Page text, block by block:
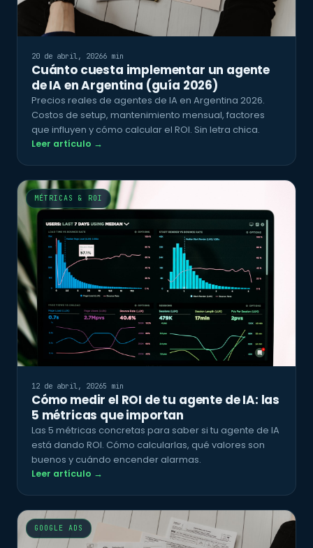
20 de abril, 20266 min
Cuánto cuesta implementar un agente
de IA en Argentina (guía 2026)
Precios reales de agentes de IA en Argentina 2026.
Costos de setup, mantenimiento mensual, factores
que influyen y cómo calcular el ROI. Sin letra chica.
Leer artículo →
MÉTRICAS & ROI
12 de abril, 20265 min
Cómo medir el ROI de tu agente de IA: las
5 métricas que importan
Las 5 métricas concretas para saber si tu agente de IA
está dando ROI. Cómo calcularlas, qué valores son
buenos y cuándo encender alarmas.
Leer artículo →
GOOGLE ADS